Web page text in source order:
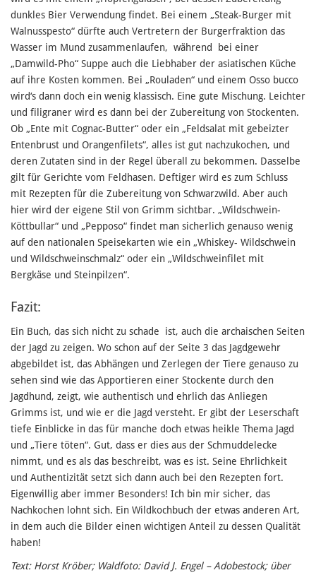
dunkles Bier Verwendung findet. Bei einem „Steak-Burger mit
Walnusspesto“ dürfte auch Vertretern der Burgerfraktion das
Wasser im Mund zusammenlaufen, während bei einer
„Damwild-Pho“ Suppe auch die Liebhaber der asiatischen Küche
auf ihre Kosten kommen. Bei „Rouladen“ und einem Osso bucco
wird‘s dann doch ein wenig klassisch. Eine gute Mischung. Leichter
und filigraner wird es dann bei der Zubereitung von Stockenten.
Ob „Ente mit Cognac-Butter“ oder ein „Feldsalat mit gebeizter
Entenbrust und Orangenfilets“, alles ist gut nachzukochen, und
deren Zutaten sind in der Regel überall zu bekommen. Dasselbe
gilt für Gerichte vom Feldhasen. Deftiger wird es zum Schluss
mit Rezepten für die Zubereitung von Schwarzwild. Aber auch
hier wird der eigene Stil von Grimm sichtbar. „Wildschwein-
Köttbullar“ und „Pepposo“ findet man sicherlich genauso wenig
auf den nationalen Speisekarten wie ein „Whiskey- Wildschwein
und Wildschweinschmalz“ oder ein „Wildschweinfilet mit
Bergkäse und Steinpilzen“.
Fazit:
Ein Buch, das sich nicht zu schade ist, auch die archaischen Seiten
der Jagd zu zeigen. Wo schon auf der Seite 3 das Jagdgewehr
abgebildet ist, das Abhängen und Zerlegen der Tiere genauso zu
sehen sind wie das Apportieren einer Stockente durch den
Jagdhund, zeigt, wie authentisch und ehrlich das Anliegen
Grimms ist, und wie er die Jagd versteht. Er gibt der Leserschaft
tiefe Einblicke in das für manche doch etwas heikle Thema Jagd
und „Tiere töten“. Gut, dass er dies aus der Schmuddelecke
nimmt, und es als das beschreibt, was es ist. Seine Ehrlichkeit
und Authentizität setzt sich dann auch bei den Rezepten fort.
Eigenwillig aber immer Besonders! Ich bin mir sicher, das
Nachkochen lohnt sich. Ein Wildkochbuch der etwas anderen Art,
in dem auch die Bilder einen wichtigen Anteil zu dessen Qualität
haben!
Text: Horst Kröber; Waldfoto: David J. Engel – Adobestock; über